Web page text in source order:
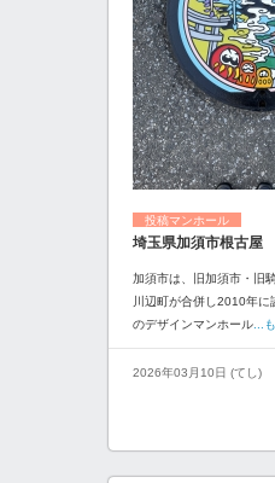
投稿マンホール
埼玉県加須市根古屋
加須市は、旧加須市・旧
川辺町が合併し2010年
のデザインマンホール ...
2026年03月10日 (てし)